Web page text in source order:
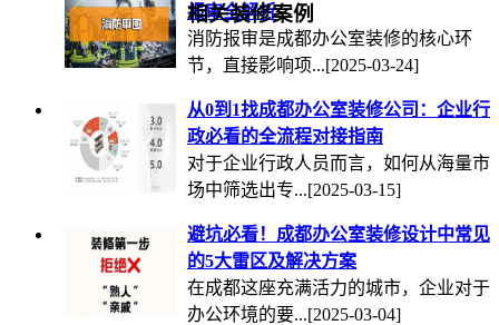
报审全解析
消防报审是成都办公室装修的核心环
节，直接影响项...[2025-03-24]
从0到1找成都办公室装修公司：企业行
政必看的全流程对接指南
对于企业行政人员而言，如何从海量市
场中筛选出专...[2025-03-15]
避坑必看！成都办公室装修设计中常见
的5大雷区及解决方案
在成都这座充满活力的城市，企业对于
办公环境的要...[2025-03-04]
相关装修案例